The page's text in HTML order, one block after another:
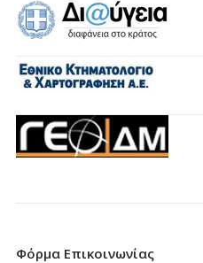
Φόρμα Επικοινωνίας